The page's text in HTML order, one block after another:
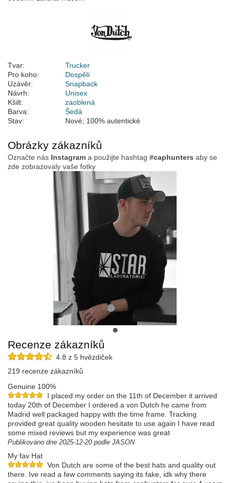
Tvar:
Trucker
Pro koho:
Dospělí
Uzávěr:
Snapback
Návrh:
Unisex
Kšilt:
zaoblená
Barva:
Šedá
Stav:
Nové; 100% autentické
Obrázky zákazníků
Označte nás Instagram a použijte hashtag #caphunters aby se
zde zobrazovaly vaše fotky
Recenze zákazníků
4.8 z 5 hvězdiček
219 recenze zákazníků
Genuine 100%
I placed my order on the 11th of December it arrived
today 20th of December I ordered a von Dutch he came from
Madrid well packaged happy with the time frame. Tracking
provided great quality wooden hesitate to use again I have read
some mixed reviews but my experience was great
Publikováno dne 2025-12-20 podle JASON
My fav Hat
Von Dutch are some of the best hats and quality out
there. Ive read a few comments saying its fake, idk why there